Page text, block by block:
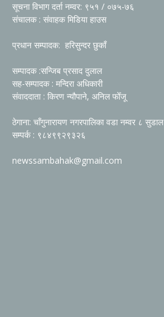
सूचना विभाग दर्ता नम्वर: ९५१ / ०७५-७६
संचालक : संवाहक मिडिया हाउस
प्रधान सम्पादक: हरिसुन्दर छुकाँ
सम्पादक :सन्जिब प्रसाद दुलाल
सह-सम्पादक : मन्दिरा अधिकारी
संवाददाता : किरण न्यौपाने, अनिल फोँजू
ठेगाना: चाँगुनारायण नगरपालिका वडा नम्वर ८ सुडाल
सम्पर्क : ९८४९९२९३२६
newssambahak@gmail.com